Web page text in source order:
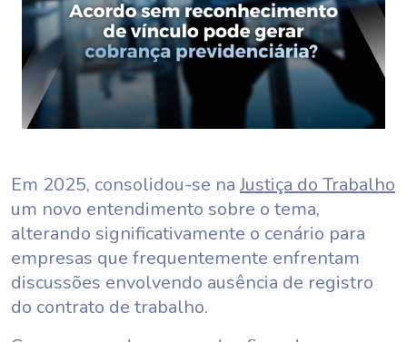
Em 2025, consolidou-se naJustiça do Trabalho
um novo entendimento sobre o tema,
alterando significativamente o cenário para
empresas que frequentemente enfrentam
discussões envolvendo ausência de registro
do contrato de trabalho.